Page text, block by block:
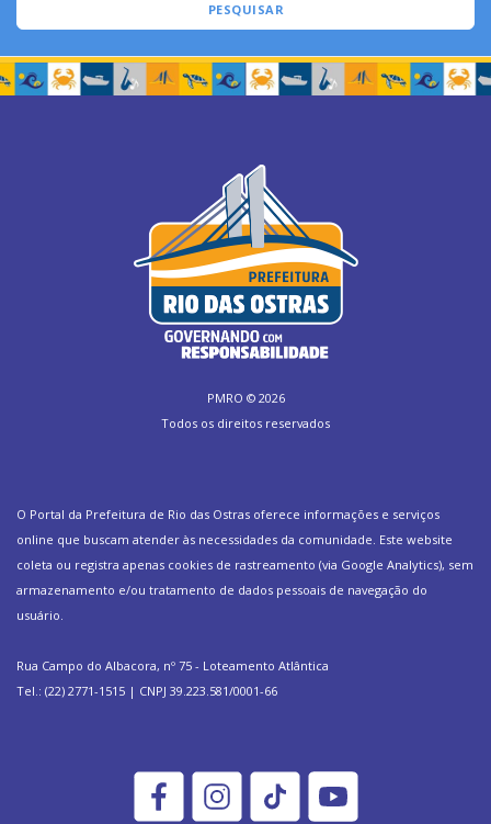
PESQUISAR
PMRO © 2026
Todos os direitos reservados
O Portal da Prefeitura de Rio das Ostras oferece informações e serviços
online que buscam atender às necessidades da comunidade. Este website
coleta ou registra apenas cookies de rastreamento (via Google Analytics), sem
armazenamento e/ou tratamento de dados pessoais de navegação do
usuário.
Rua Campo do Albacora, nº 75 - Loteamento Atlântica
Tel.: (22) 2771-1515 | CNPJ 39.223.581/0001-66